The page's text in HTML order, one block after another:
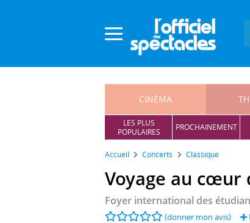
CINÉMA
LES PLUS
POPULAIRES
PROCHAINEMENT
Accueil Concerts Classique
Voyage au cœur
Foyer international des
(donner mon avis)